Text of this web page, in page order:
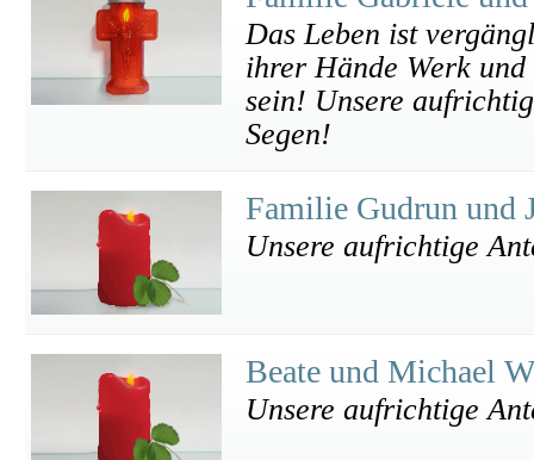
Das Leben ist
ihrer Hände Werk
sein! Unsere
Segen!
Familie Gudrun und
Unsere aufrichtige
Beate und Michael
Unsere aufrichtige